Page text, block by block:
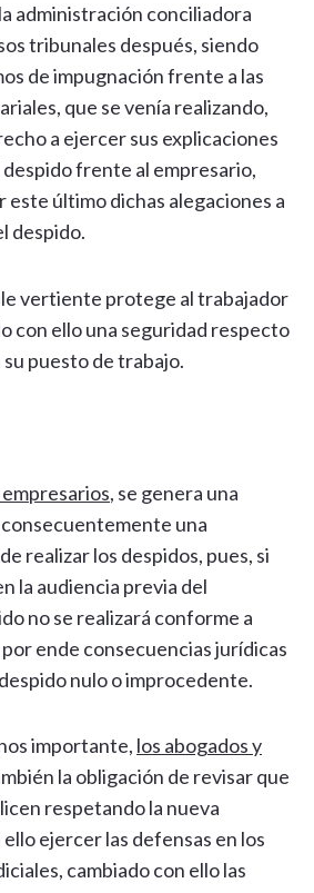
administración conciliadora
tribunales después, siendo
de impugnación frente a las
que se venía realizando,
a ejercer sus explicaciones
frente al empresario,
último dichas alegaciones a
despido.
vertiente protege al trabajador
con ello una seguridad respecto
puesto de trabajo.
, se genera una
una
realizar los despidos, pues, si
la audiencia previa del
no se realizará conforme a
ende consecuencias jurídicas
nulo o improcedente.
importante, los abogados y
la obligación de revisar que
respetando la nueva
ejercer las defensas en los
cambiado con ello las